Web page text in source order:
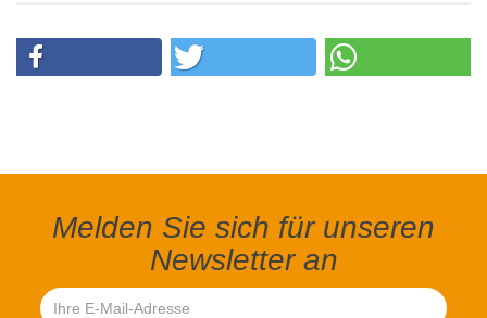
Melden Sie sich für unseren
Newsletter an